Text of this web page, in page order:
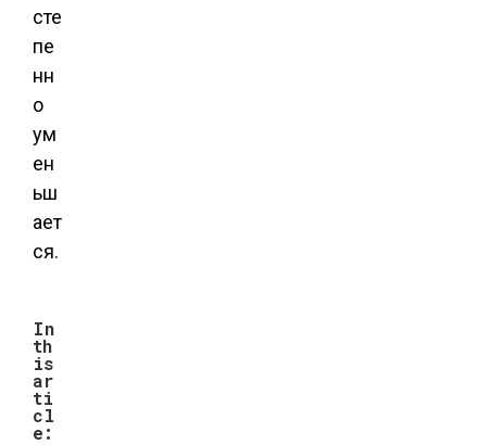
сте
пе
нн
о
ум
ен
ьш
ает
ся.
In
th
is
ar
ti
cl
e: